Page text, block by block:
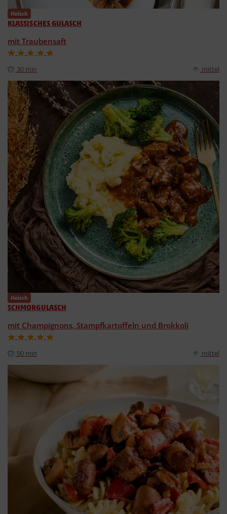
Fleisch
KLASSISCHES GULASCH
mit Traubensaft
30 min mittel
Fleisch
SCHMORGULASCH
mit Champignons, Stampfkartoffeln und Brokkoli
90 min mittel